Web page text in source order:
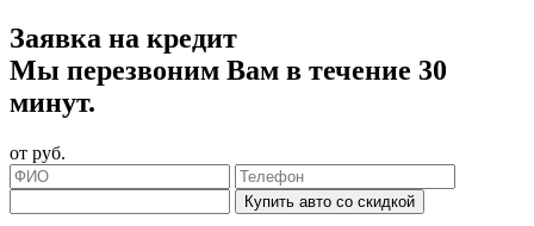
Заявка на кредит
Мы перезвоним Вам в течение 30
минут.
от руб.
Купить авто со скидкой